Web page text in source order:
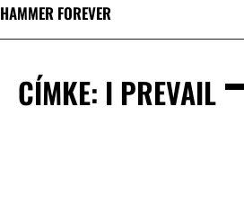
HAMMER FOREVER
CÍMKE: I PREVAIL